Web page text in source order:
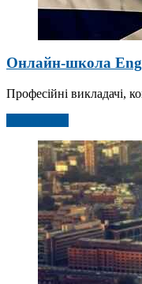
Онлайн-школа
Професійні викладачі,